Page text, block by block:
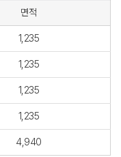
면적
1,235
1,235
1,235
1,235
4,940